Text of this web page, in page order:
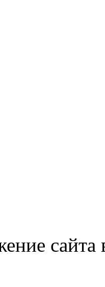
сайта